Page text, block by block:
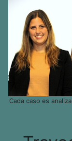
Cada caso es